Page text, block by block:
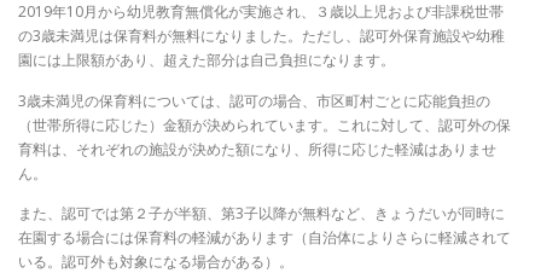
2019年10月から幼児教育無償化が実施され、３歳以上児および非課税世帯
の3歳未満児は保育料が無料になりました。ただし、認可外保育施設や幼稚
園には上限額があり、超えた部分は自己負担になります。
3歳未満児の保育料については、認可の場合、市区町村ごとに応能負担の
（世帯所得に応じた）金額が決められています。これに対して、認可外の保
育料は、それぞれの施設が決めた額になり、所得に応じた軽減はありませ
ん。
また、認可では第２子が半額、第3子以降が無料など、きょうだいが同時に
在園する場合には保育料の軽減があります（自治体によりさらに軽減されて
いる。認可外も対象になる場合がある）。